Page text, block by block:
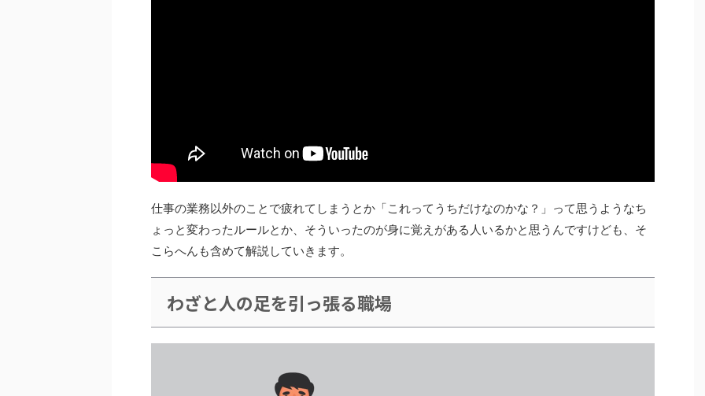
仕事の業務以外のことで疲れてしまうとか「これってうちだけなのかな？」って思うようなち
ょっと変わったルールとか、そういったのが身に覚えがある人いるかと思うんですけども、そ
こらへんも含めて解説していきます。
わざと人の足を引っ張る職場